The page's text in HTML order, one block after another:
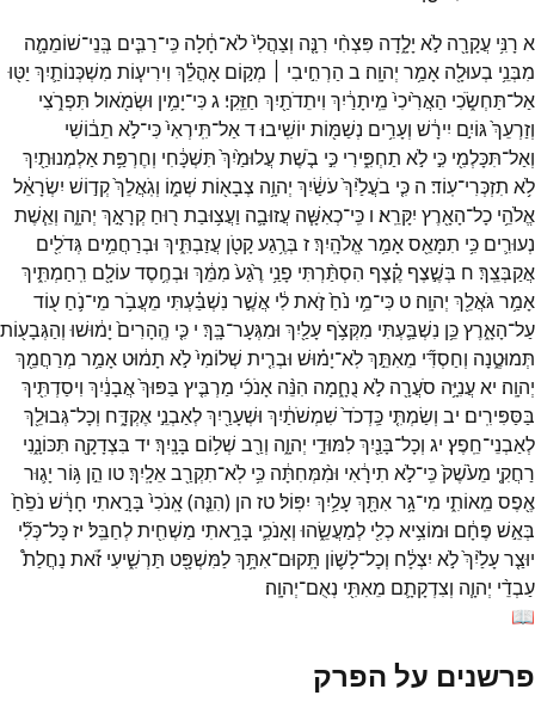
א רָנִּ֥י עֲקָרָ֖ה לֹ֣א יָלָ֑דָה פִּצְחִ֨י רִנָּ֤ה וְצַהֲלִי֙לֹא־חָ֔לָה כִּֽי־רַבִּ֧ים בְּֽנֵי־שׁוֹמֵמָ֛ה
מִבְּנֵ֥י בְעוּלָ֖ה אָמַ֥ר יְהוָֽה׃ ב הַרְחִ֣יבִי ׀ מְק֣וֹם אָהֳלֵ֗ךְ וִירִיע֧וֹת מִשְׁכְּנוֹתַ֛יִךְ יַטּ֖וּ
אַל־תַּחְשֹׂ֑כִי הַאֲרִ֙יכִי֙ מֵֽיתָרַ֔יִךְ וִיתֵדֹתַ֖יִךְ חַזֵּֽקִי׃ גכִּי־יָמִ֥ין וּשְׂמֹ֖אול תִּפְרֹ֑צִי
וְזַרְעֵךְ֙גּוֹיִ֣ם יִירָ֔שׁ וְעָרִ֥ים נְשַׁמּ֖וֹת יוֹשִֽׁיבוּ׃דאַל־תִּֽירְאִי֙כִּי־לֹ֣א תֵב֔וֹשִׁי
וְאַל־תִּכָּלְמִ֖י כִּ֣י לֹ֣א תַחְפִּ֑ירִי כִּ֣י בֹ֤שֶׁתעֲלוּמַ֙יִךְ֙ תִּשְׁכָּ֔חִי וְחֶרְפַּ֥תאַלְמְנוּתַ֖יִךְ
לֹ֥א תִזְכְּרִי־עֽוֹד׃ ה כִּ֤י בֹעֲלַ֙יִךְ֙עֹשַׂ֔יִךְ יְהוָ֥ה צְבָא֖וֹת שְׁמ֑וֹ וְגֹֽאֲלֵךְ֙קְד֣וֹשׁ יִשְׂרָאֵ֔ל
אֱלֹהֵ֥י כָל־הָאָ֖רֶץ יִקָּרֵֽא׃ ו כִּֽי־כְאִשָּׁ֧ה עֲזוּבָ֛ה וַעֲצ֥וּבַת ר֖וּחַ קְרָאָ֣ךְ יְהוָ֑ה וְאֵ֧שֶׁת
נְעוּרִ֛ים כִּ֥י תִמָּאֵ֖סאָמַ֥ראֱלֹהָֽיִךְ׃ז בְּרֶ֥גַעקָטֹ֖ן עֲזַבְתִּ֑יךְ וּבְרַחֲמִ֥ים גְּדֹלִ֖ים
אֲקַבְּצֵֽךְ׃ ח בְּשֶׁ֣צֶף קֶ֗צֶף הִסְתַּ֨רְתִּי פָנַ֥י רֶ֙גַע֙ מִמֵּ֔ךְ וּבְחֶ֥סֶדעוֹלָ֖ם רִֽחַמְתִּ֑יךְ
אָמַ֥רגֹּאֲלֵ֖ךְ יְהוָֽה׃ ט כִּי־מֵ֥י נֹ֙חַ֙זֹ֣אתלִ֔י אֲשֶׁ֣ר נִשְׁבַּ֗עְתִּי מֵעֲבֹ֥ר מֵי־נֹ֛חַ ע֖וֹד
עַל־הָאָ֑רֶץכֵּ֥ן נִשְׁבַּ֛עְתִּי מִקְּצֹ֥ף עָלַ֖יִךְ וּמִגְּעָר־בָּֽךְ׃ י כִּ֤י הֶֽהָרִים֙ יָמ֔וּשׁוּ וְהַגְּבָע֖וֹת
תְּמוּטֶ֑נָה וְחַסְדִּ֞י מֵאִתֵּ֣ךְלֹֽא־יָמ֗וּשׁ וּבְרִ֤ית שְׁלוֹמִי֙לֹ֣א תָמ֔וּט אָמַ֥ר מְרַחֲמֵ֖ךְ
יְהוָֽה׃ יאעֲנִיָּ֥ה סֹעֲרָ֖ה לֹ֣א נֻחָ֑מָה הִנֵּ֨ה אָנֹכִ֜י מַרְבִּ֤יץ בַּפּוּךְ֙אֲבָנַ֔יִךְ וִיסַדְתִּ֖יךְ
בַּסַּפִּירִֽים׃ יב וְשַׂמְתִּ֤י כַּֽדְכֹד֙ שִׁמְשֹׁתַ֔יִךְ וּשְׁעָרַ֖יִךְלְאַבְנֵ֣י אֶקְדָּ֑ח וְכָל־גְּבוּלֵ֖ךְ
לְאַבְנֵי־חֵֽפֶץ׃ יג וְכָל־בָּנַ֖יִךְלִמּוּדֵ֣י יְהוָ֑ה וְרַ֖ב שְׁל֥וֹם בָּנָֽיִךְ׃ יד בִּצְדָקָ֖ה תִּכּוֹנָ֑נִי
רַחֲקִ֤י מֵעֹ֙שֶׁק֙כִּֽי־לֹ֣א תִירָ֔אִי וּמִ֨מְּחִתָּ֔ה כִּ֥י לֹֽא־תִקְרַ֖באֵלָֽיִךְ׃טו הֵ֣ן גּ֥וֹר יָג֛וּר
אֶ֖פֶס מֵֽאוֹתִ֑י מִי־גָ֥ראִתָּ֖ךְעָלַ֥יִךְ יִפּֽוֹל׃טז הן (הִנֵּ֤ה)אָֽנֹכִי֙ בָּרָ֣אתִי חָרָ֔שׁ נֹפֵ֙חַ֙
בְּאֵ֣שׁ פֶּחָ֔ם וּמוֹצִ֥יאכְלִ֖י לְמַעֲשֵׂ֑הוּ וְאָנֹכִ֛י בָּרָ֥אתִי מַשְׁחִ֖יתלְחַבֵּֽל׃ יזכָּל־כְּלִ֞י
יוּצַ֤רעָלַ֙יִךְ֙לֹ֣א יִצְלָ֔ח וְכָל־לָשׁ֛וֹן תָּֽקוּם־אִתָּ֥ךְלַמִּשְׁפָּ֖ט תַּרְשִׁ֑יעִי זֹ֡את נַחֲלַת֩
עַבְדֵ֨י יְהוָ֧ה וְצִדְקָתָ֛ם מֵאִתִּ֖י נְאֻם־יְהוָֽה׃
📖
פרשנים על הפרק